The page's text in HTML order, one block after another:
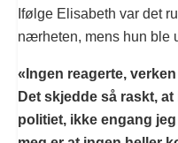
Ifølge Elisabeth var det
nærheten, mens hun ble
«Ingen reagerte,
Det skjedde så raskt,
politiet, ikke engang